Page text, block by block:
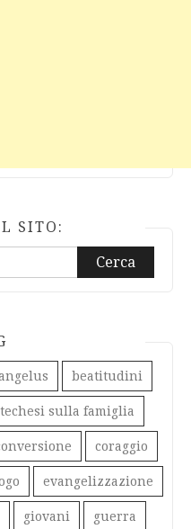
SITO:
beatitudini
sulla famiglia
coraggio
evangelizzazione
giovani guerra